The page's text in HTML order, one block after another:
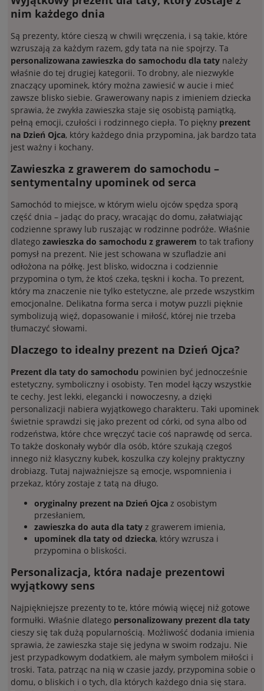
nim każdego dnia
Są prezenty, które cieszą w chwili wręczenia, i są takie, które
wzruszają za każdym razem, gdy tata na nie spojrzy. Ta
personalizowana zawieszka do samochodu dla taty należy
właśnie do tej drugiej kategorii. To drobny, ale niezwykle
znaczący upominek, który można zawiesić w aucie i mieć
zawsze blisko siebie. Grawerowany napis z imieniem dziecka
sprawia, że zwykła zawieszka staje się osobistą pamiątką,
pełną emocji, czułości i rodzinnego ciepła. To piękny prezent
na Dzień Ojca, który każdego dnia przypomina, jak bardzo tata
jest ważny i kochany.
Zawieszka z grawerem do samochodu –
sentymentalny upominek od serca
Samochód to miejsce, w którym wielu ojców spędza sporą
część dnia – jadąc do pracy, wracając do domu, załatwiając
codzienne sprawy lub ruszając w rodzinne podróże. Właśnie
dlatego zawieszka do samochodu z grawerem to tak trafiony
pomysł na prezent. Nie jest schowana w szufladzie ani
odłożona na półkę. Jest blisko, widoczna i codziennie
przypomina o tym, że ktoś czeka, tęskni i kocha. To prezent,
który ma znaczenie nie tylko estetyczne, ale przede wszystkim
emocjonalne. Delikatna forma serca i motyw puzzli pięknie
symbolizują więź, dopasowanie i miłość, której nie trzeba
tłumaczyć słowami.
Dlaczego to idealny prezent na Dzień Ojca?
Prezent dla taty do samochodu powinien być jednocześnie
estetyczny, symboliczny i osobisty. Ten model łączy wszystkie
te cechy. Jest lekki, elegancki i nowoczesny, a dzięki
personalizacji nabiera wyjątkowego charakteru. Taki upominek
świetnie sprawdzi się jako prezent od córki, od syna albo od
rodzeństwa, które chce wręczyć tacie coś naprawdę od serca.
To także doskonały wybór dla osób, które szukają czegoś
innego niż klasyczny kubek, koszulka czy kolejny praktyczny
drobiazg. Tutaj najważniejsze są emocje, wspomnienia i
przekaz, który zostaje z tatą na długo.
oryginalny prezent na Dzień Ojca z osobistym
przesłaniem,
zawieszka do auta dla taty z grawerem imienia,
upominek dla taty od dziecka, który wzrusza i
przypomina o bliskości.
Personalizacja, która nadaje prezentowi
wyjątkowy sens
Najpiękniejsze prezenty to te, które mówią więcej niż gotowe
formułki. Właśnie dlatego personalizowany prezent dla taty
cieszy się tak dużą popularnością. Możliwość dodania imienia
sprawia, że zawieszka staje się jedyna w swoim rodzaju. Nie
jest przypadkowym dodatkiem, ale małym symbolem miłości i
troski. Tata, patrząc na nią w czasie jazdy, przypomina sobie o
domu, o bliskich i o tych, dla których każdego dnia się stara.